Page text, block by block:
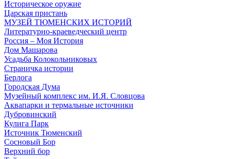
Историческое оружие
Царская пристань
МУЗЕЙ ТЮМЕНСКИХ ИСТОРИЙ
Литературно-краеведческий центр
Россия – Моя История
Дом Машарова
Усадьба Колокольниковых
Страничка истории
Берлога
Городская Дума
Музейный комплекс им. И.Я. Словцова
Аквапарки и термальные источники
Дубровинский
Кулига Парк
Источник Тюменский
Сосновый Бор
Верхний бор